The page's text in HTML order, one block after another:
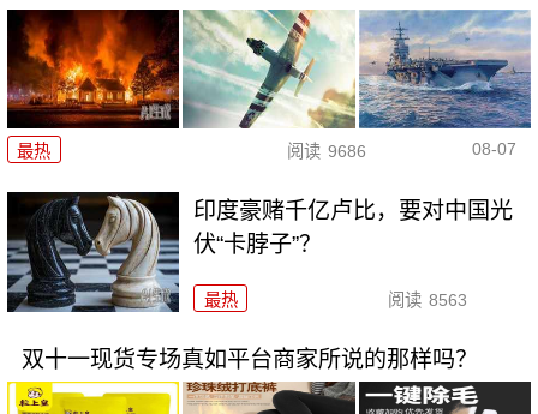
最热 阅读 9686 08-07
印度豪赌千亿卢比，要对中国光
伏“卡脖子”？
最热 阅读 8563
双十一现货专场真如平台商家所说的那样吗？